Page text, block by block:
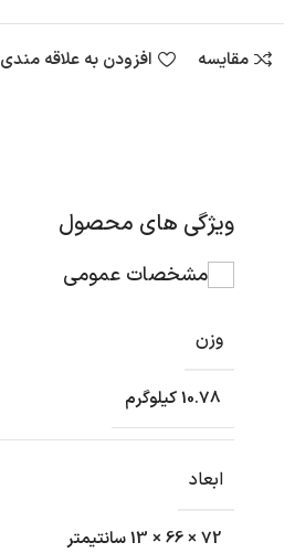
مقایسه افزودن به علاقه مندی
ویژگی های محصول
مشخصات عمومی
وزن
10.78 کیلوگرم
ابعاد
72 × 66 × 13 سانتیمتر